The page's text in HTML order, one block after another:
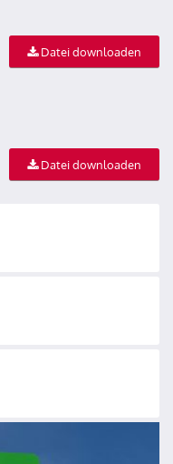
Datei downloaden
Datei downloaden